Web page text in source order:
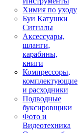
Химия по уходу
Буи Катушки
Сигналы
Аксессуары,
шланги,
карабины,
книги
Компрессоры,
комплектующие
и расходники
Подводные
буксировщики
Фото и
Видеотехника